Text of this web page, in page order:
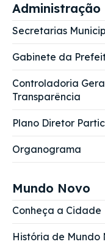
Administração
Secretarias
Gabinete da
Controladoria
Transparência
Plano Diretor
Organograma
Mundo Novo
Conheça a Cidade
História de Mundo